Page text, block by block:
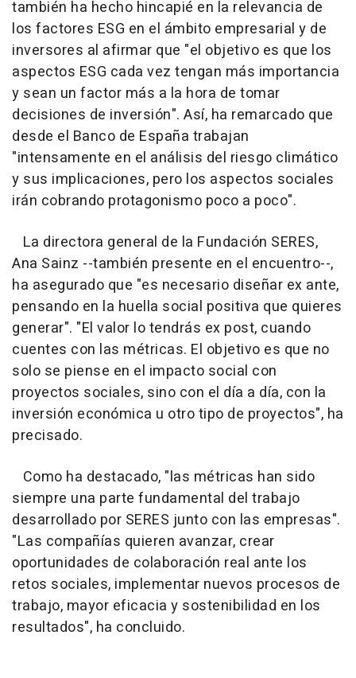
también ha hecho hincapié en la relevancia de
los factores ESG en el ámbito empresarial y de
inversores al afirmar que "el objetivo es que los
aspectos ESG cada vez tengan más importancia
y sean un factor más a la hora de tomar
decisiones de inversión". Así, ha remarcado que
desde el Banco de España trabajan
"intensamente en el análisis del riesgo climático
y sus implicaciones, pero los aspectos sociales
irán cobrando protagonismo poco a poco".
La directora general de la Fundación SERES,
Ana Sainz --también presente en el encuentro--,
ha asegurado que "es necesario diseñar ex ante,
pensando en la huella social positiva que quieres
generar". "El valor lo tendrás ex post, cuando
cuentes con las métricas. El objetivo es que no
solo se piense en el impacto social con
proyectos sociales, sino con el día a día, con la
inversión económica u otro tipo de proyectos", ha
precisado.
Como ha destacado, "las métricas han sido
siempre una parte fundamental del trabajo
desarrollado por SERES junto con las empresas".
"Las compañías quieren avanzar, crear
oportunidades de colaboración real ante los
retos sociales, implementar nuevos procesos de
trabajo, mayor eficacia y sostenibilidad en los
resultados", ha concluido.